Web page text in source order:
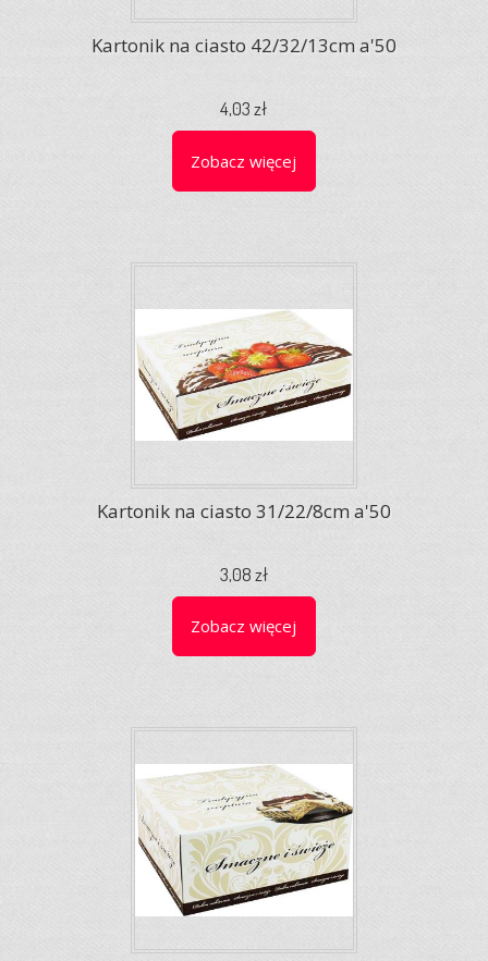
Kartonik na ciasto 42/32/13cm a'50
4,03 zł
Zobacz więcej
Kartonik na ciasto 31/22/8cm a'50
3,08 zł
Zobacz więcej